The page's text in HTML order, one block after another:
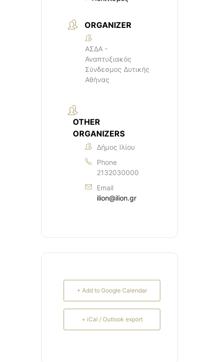
ORGANIZER
ΑΣΔΑ -
Αναπτυξιακός
Σύνδεσμος Δυτικής
Αθήνας
OTHER
ORGANIZERS
Δήμος Ιλίου
Phone
2132030000
Email
ilion@ilion.gr
+ Add to Google Calendar
+ iCal / Outlook export